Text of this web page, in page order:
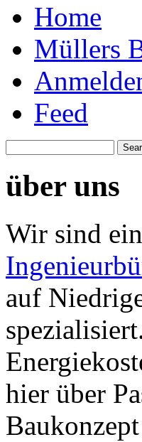
Home
Müllers
Feed
über uns
Wir sind ein
auf
hier über